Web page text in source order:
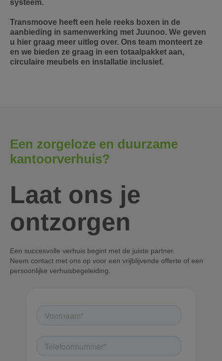
systeem.
Transmoove heeft een hele reeks boxen in de
aanbieding in samenwerking met Juunoo. We geven
u hier graag meer uitleg over. Ons team monteert ze
en we bieden ze graag in een totaalpakket aan,
circulaire meubels en installatie inclusief.
Een zorgeloze en duurzame
kantoorverhuis?
Laat ons je
ontzorgen
Een succesvolle verhuis begint met de juiste partner.
Neem contact met ons op voor een vrijblijvende offerte of een
persoonlijke verhuisbegeleiding.